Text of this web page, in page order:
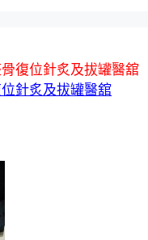
復位針炙及拔罐醫舘
針炙及拔罐醫舘